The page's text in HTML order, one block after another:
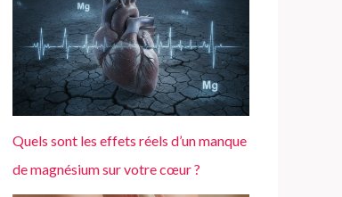
Quels sont les effets réels d’un manque
de magnésium sur votre cœur ?